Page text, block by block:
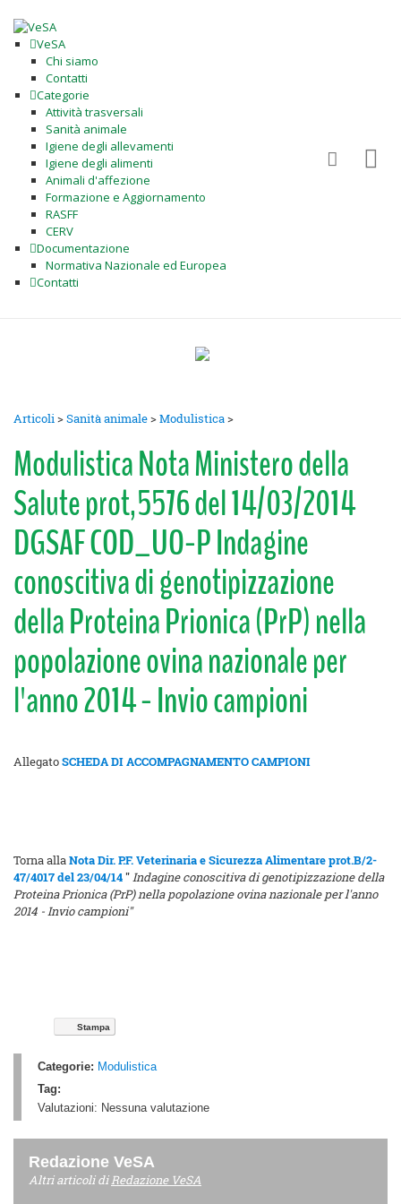
VeSA
Chi siamo
Contatti
Categorie
Attività trasversali
Sanità animale
Igiene degli allevamenti
Igiene degli alimenti
Animali d'affezione
Formazione e Aggiornamento
RASFF
CERV
Documentazione
Normativa Nazionale ed Europea
Contatti
Articoli>Sanità animale>Modulistica>
Modulistica Nota Ministero della
Salute prot,5576 del 14/03/2014
DGSAF COD_UO-P Indagine
conoscitiva di genotipizzazione
della Proteina Prionica (PrP) nella
popolazione ovina nazionale per
l'anno 2014 - Invio campioni
AllegatoSCHEDA DI ACCOMPAGNAMENTO CAMPIONI
Torna allaNota Dir. P.F. Veterinaria e Sicurezza Alimentare prot.B/2-
47/4017 del 23/04/14 "Indagine conoscitiva di genotipizzazione della
Proteina Prionica (PrP) nella popolazione ovina nazionale per l'anno
2014 - Invio campioni"
Stampa
Categorie: Modulistica
Tag:
Valutazioni: Nessuna valutazione
Redazione VeSA
Altri articoli diRedazione VeSA